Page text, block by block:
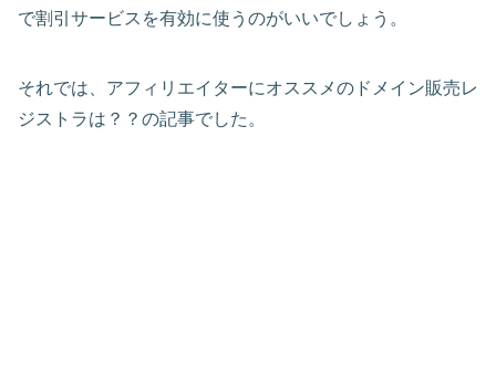
で割引サービスを有効に使うのがいいでしょう。
それでは、アフィリエイターにオススメのドメイン販売レ
ジストラは？？の記事でした。